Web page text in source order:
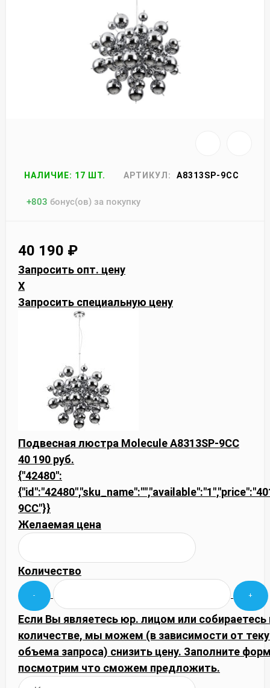
НАЛИЧИЕ: 17 ШТ. АРТИКУЛ: A8313SP-9CC
+803 бонус(ов) за покупку
40 190 ₽
Запросить опт. цену
X
Запросить специальную цену
Подвесная люстра Molecule A8313SP-9CC
40 190 руб.
{"42480":
9CC"}}
Желаемая цена
Количество
Если Вы являетесь юр. лицом или
количестве, мы можем (в зависимости от
объема запроса) снизить цену. Заполните
посмотрим что сможем предложить.